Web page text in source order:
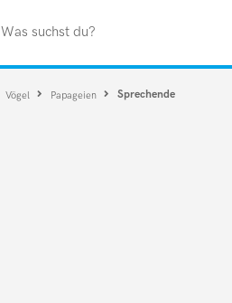
Was suchst du?
Vögel Papageien
Sprechende